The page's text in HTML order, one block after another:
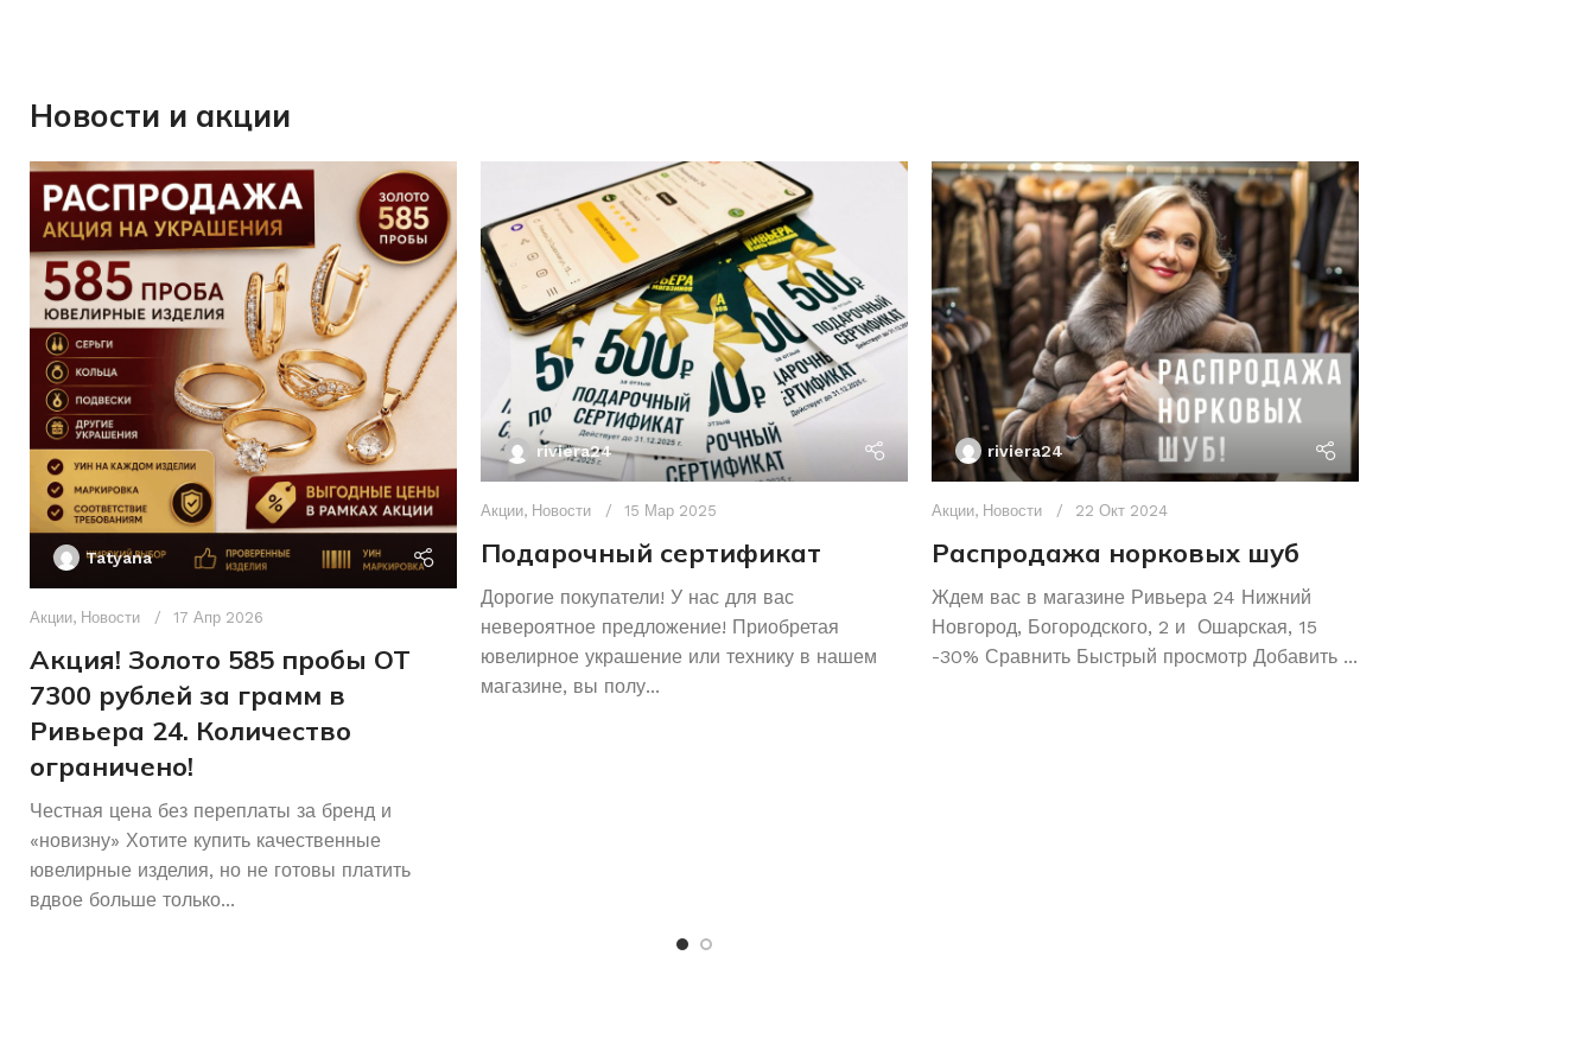
Новости и акции
Tatyana
Акции, Новости 17 Апр 2026
Акция! Золото 585 пробы ОТ
7300 рублей за грамм в
Ривьера 24. Количество
ограничено!
Честная цена без переплаты за бренд и
«новизну» Хотите купить качественные
ювелирные изделия, но не готовы платить
вдвое больше только...
riviera24
Акции, Новости 15 Мар 2025
Подарочный сертификат
Дорогие покупатели! У нас для вас
невероятное предложение! Приобретая
ювелирное украшение или технику в нашем
магазине, вы полу...
riviera24
Акции, Новости 22 Окт 2024
Распродажа норковых шуб
Ждем вас в магазине Ривьера 24 Нижний
Новгород, Богородского, 2 и Ошарская, 15
-30% Сравнить Быстрый просмотр Добавить ...